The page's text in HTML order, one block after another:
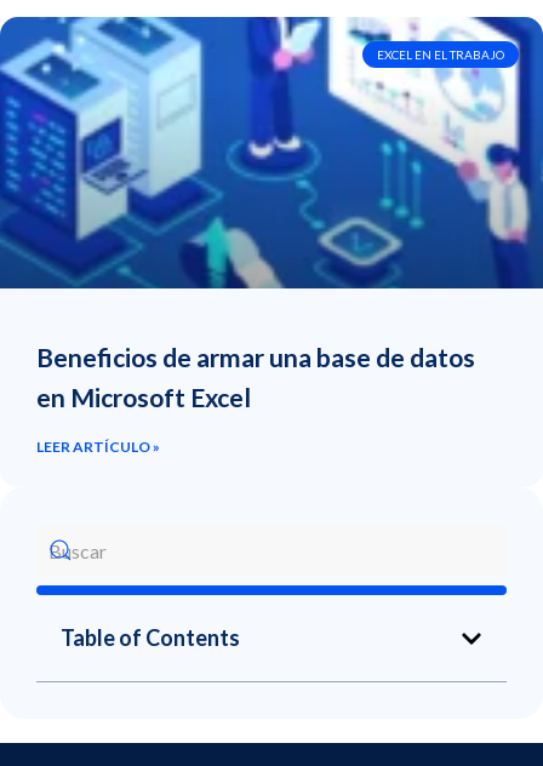
EXCEL EN EL TRABAJO
Beneficios de armar una base de datos
en Microsoft Excel
LEER ARTÍCULO »
Table of Contents